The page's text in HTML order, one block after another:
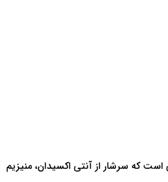
است که سرشار از آنتی اکسیدان، منیزیم